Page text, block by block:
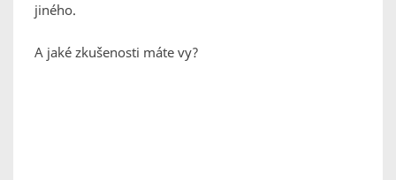
jiného.
A jaké zkušenosti máte vy?